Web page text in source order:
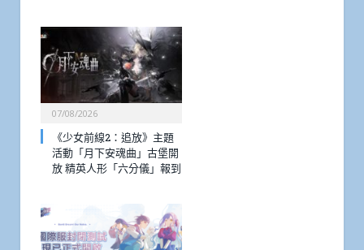
07/08/2026
《少女前線2：追放》主題
活動「月下安魂曲」古堡開
放 精英人形「六分儀」報到